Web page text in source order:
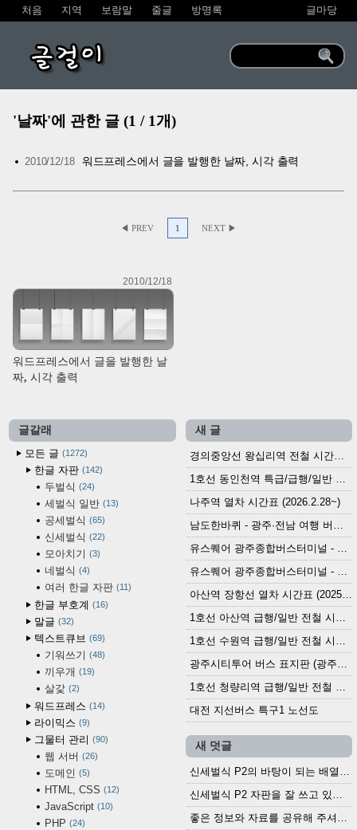
처음 지역 보람말 줄글 방명록 글마당
글걸이
'날짜'에 관한 글 (1 / 1개)
2010/12/18 워드프레스에서 글을 발행한 날짜, 시각 출력
◀ PREV 1 NEXT ▶
2010/12/18
워드프레스에서 글을 발행한 날
짜, 시각 출력
글갈래
모든 글
1272
한글 자판 142
두벌식 24
세벌식 일반 13
공세벌식 65
신세벌식 22
모아치기 3
네벌식 4
여러 한글 자판 11
한글 부호계 16
말글 32
텍스트큐브 69
기워쓰기 48
끼우개 19
살갗 2
워드프레스 14
라이믹스 9
그물터 관리 90
웹 서버 26
도메인 5
HTML, CSS 12
JavaScript 10
PHP 24
새 글
경의중앙선 왕십리역 전철 시간표 (2026.4.20~)
나주역 열차 시간표 (2026.2.28~)
아산역 장항선 열차 시간표 (2025.12.30 기준) (무궁화호, ITX-마음, 새마을호, 서해금빛열차)
대전 지선버스 특구1 노선도
새 덧글